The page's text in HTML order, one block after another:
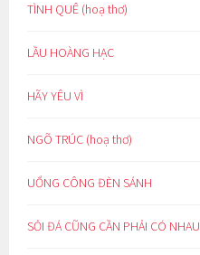
TÌNH QUÊ (hoạ thơ)
LẦU HOÀNG HẠC
HÃY YÊU VÌ
NGÕ TRÚC (hoạ thơ)
UỔNG CÔNG ĐÈN SÁNH
SỎI ĐÁ CŨNG CẦN PHẢI CÓ NHAU